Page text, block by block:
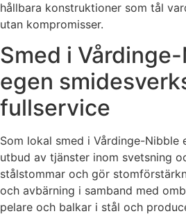
hållbara konstruktioner som tål
utan kompromisser.
Smed i
egen
fullservice
Som lokal smed i Vårdinge-
utbud av tjänster inom svetsning
stålstommar och gör
och avbärning i samband med
pelare och balkar i stål och